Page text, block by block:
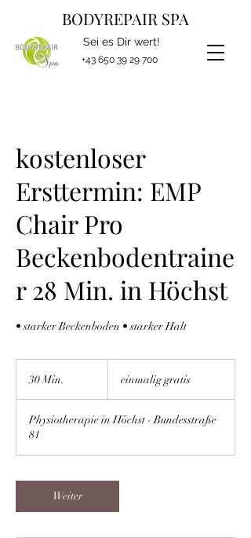
BODYREPAIR SPA
Sei es Dir wert!
+43 650 39 29 700
kostenloser
Ersttermin: EMP
Chair Pro
Beckenbodentraine
r 28 Min. in Höchst
• starker Beckenboden • starker Halt
30 Min.
i
.
einmalig gratis
Physiotherapie in Höchst - Bundesstraße
81
Weiter